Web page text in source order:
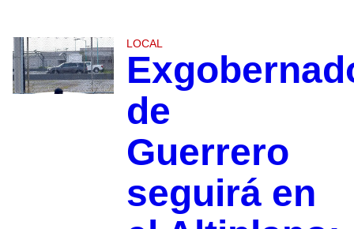
LOCAL
de
Guerrero
seguirá en